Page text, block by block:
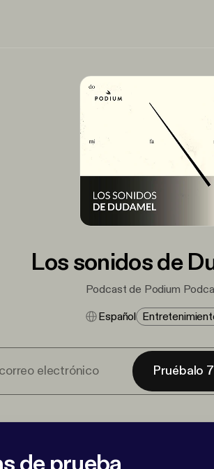
Los sonidos de
Podcast de Podium
Español
Pruébalo